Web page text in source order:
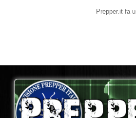
Prepper.it fa